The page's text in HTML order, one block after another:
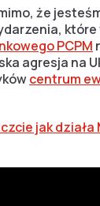
że
PCPM
agresja na
centrum
jak działa